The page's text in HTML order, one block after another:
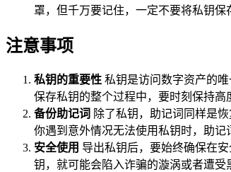
罩，但千万要记住，一定不要将私钥
注意事项
私钥的重要性 私钥是访问数字资产的
保存私钥的整个过程中，要时刻保持高
备份助记词 除了私钥，助记词同样是
你遇到意外情况无法使用私钥时，助记
安全使用 导出私钥后，要始终确保在
钥，就可能会陷入诈骗的漩涡或者遭受